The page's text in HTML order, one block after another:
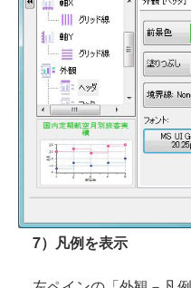
7）凡例を表示